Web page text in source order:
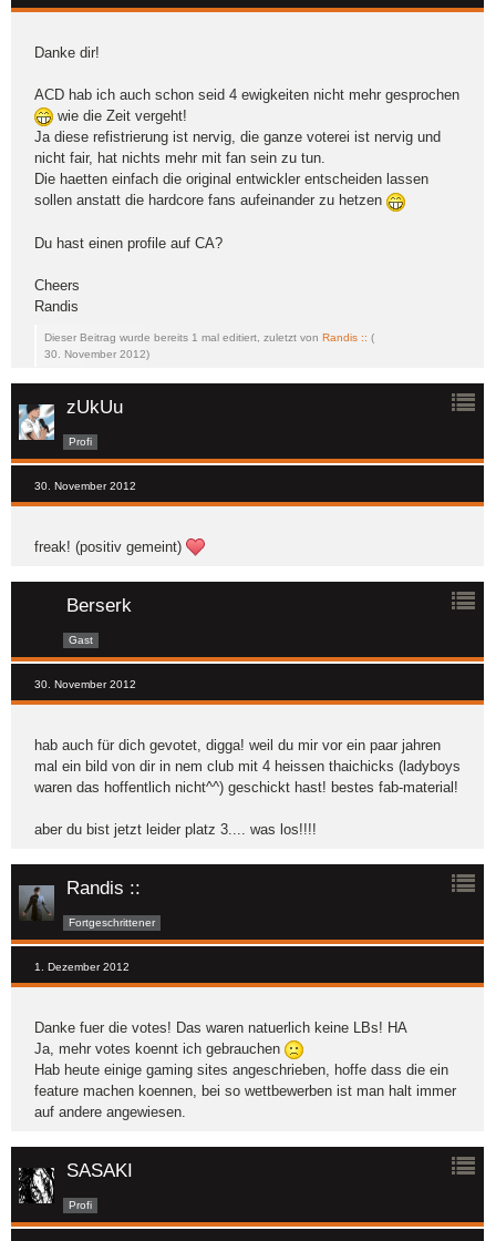
Danke dir!
ACD hab ich auch schon seid 4 ewigkeiten nicht mehr gesprochen
wie die Zeit vergeht!
Ja diese refistrierung ist nervig, die ganze voterei ist nervig und
nicht fair, hat nichts mehr mit fan sein zu tun.
Die haetten einfach die original entwickler entscheiden lassen
sollen anstatt die hardcore fans aufeinander zu hetzen
Du hast einen profile auf CA?
Cheers
Randis
Dieser Beitrag wurde bereits 1 mal editiert, zuletzt von Randis :: (
30. November 2012)
zUkUu
Profi
30. November 2012
freak! (positiv gemeint)
Berserk
Gast
30. November 2012
hab auch für dich gevotet, digga! weil du mir vor ein paar jahren
mal ein bild von dir in nem club mit 4 heissen thaichicks (ladyboys
waren das hoffentlich nicht^^) geschickt hast! bestes fab-material!
aber du bist jetzt leider platz 3.... was los!!!!
Randis ::
Fortgeschrittener
1. Dezember 2012
Danke fuer die votes! Das waren natuerlich keine LBs! HA
Ja, mehr votes koennt ich gebrauchen
Hab heute einige gaming sites angeschrieben, hoffe dass die ein
feature machen koennen, bei so wettbewerben ist man halt immer
auf andere angewiesen.
SASAKI
Profi